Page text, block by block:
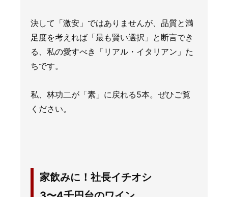
決して「激安」ではありませんが、品質と満
足度を考えれば「最も賢い選択」と断言でき
る、私の愛すべき「リアル・イタリアン」た
ちです。
私、林功二が「素」に戻れる5本。ぜひご覧
ください。
家飲みに！社長イチオシ